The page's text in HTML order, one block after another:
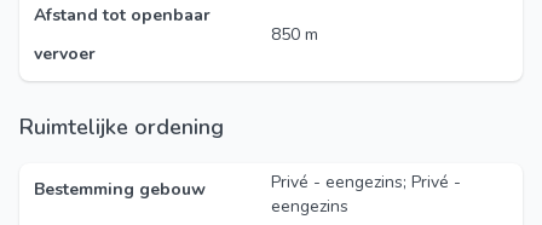
Afstand tot openbaar
vervoer
850 m
Ruimtelijke ordening
Bestemming gebouw
Privé - eengezins; Privé -
eengezins